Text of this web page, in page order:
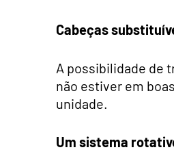
Cabeças
A possibilidade de
não estiver em
unidade.
Um sistema